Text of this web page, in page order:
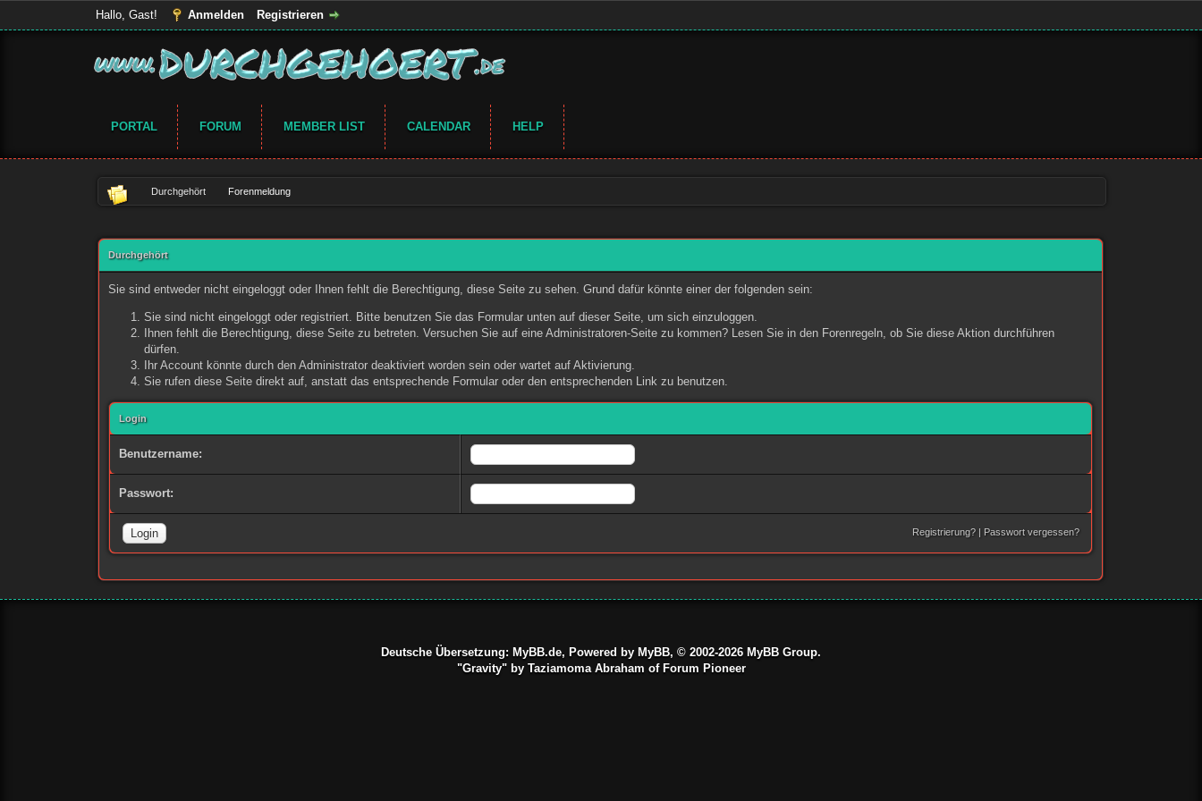
Hallo, Gast! Anmelden Registrieren
PORTAL FORUM MEMBER LIST CALENDAR HELP
Durchgehört Forenmeldung
Durchgehört
Sie sind entweder nicht eingeloggt oder Ihnen fehlt die Berechtigung, diese Seite zu sehen. Grund dafür könnte einer der folgenden sein:
Sie sind nicht eingeloggt oder registriert. Bitte benutzen Sie das Formular unten auf dieser Seite, um sich einzuloggen.
Ihnen fehlt die Berechtigung, diese Seite zu betreten. Versuchen Sie auf eine Administratoren-Seite zu kommen? Lesen Sie in den Forenregeln, ob Sie diese Aktion durchführen
dürfen.
Ihr Account könnte durch den Administrator deaktiviert worden sein oder wartet auf Aktivierung.
Sie rufen diese Seite direkt auf, anstatt das entsprechende Formular oder den entsprechenden Link zu benutzen.
Login
Benutzername:
Passwort:
Registrierung? | Passwort vergessen?
Deutsche Übersetzung: MyBB.de, Powered by MyBB, © 2002-2026 MyBB Group.
"Gravity" by Taziamoma Abraham of Forum Pioneer